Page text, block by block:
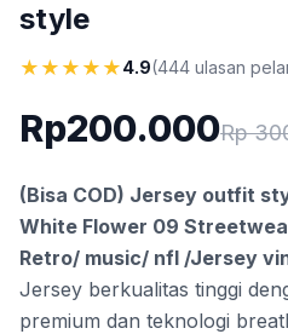
style
★ ★ ★ ★ ★4.9(444 ulasan
Rp200.000Rp
(Bisa COD) Jersey outfit
White Flower 09
Retro/ music/ nfl /Jersey
Jersey berkualitas tinggi
premium dan teknologi